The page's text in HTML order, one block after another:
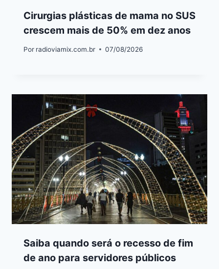
Cirurgias plásticas de mama no SUS
crescem mais de 50% em dez anos
Por radioviamix.com.br 07/08/2026
Saiba quando será o recesso de fim
de ano para servidores públicos